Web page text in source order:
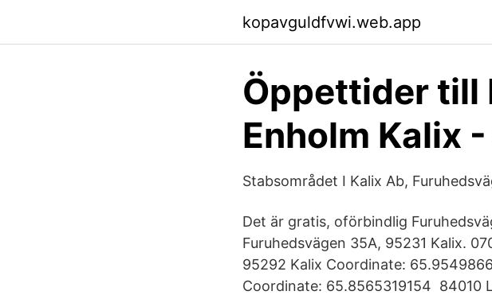
kopavguldfvwi.web.app
Öppettider till
Enholm Kalix
Stabsområdet I Kalix Ab,
Det är gratis, oförbindlig
Furuhedsvägen 35A, 95231 Kalix.
95292 Kalix Coordinate:
Coordinate: 65.8565319154 84010